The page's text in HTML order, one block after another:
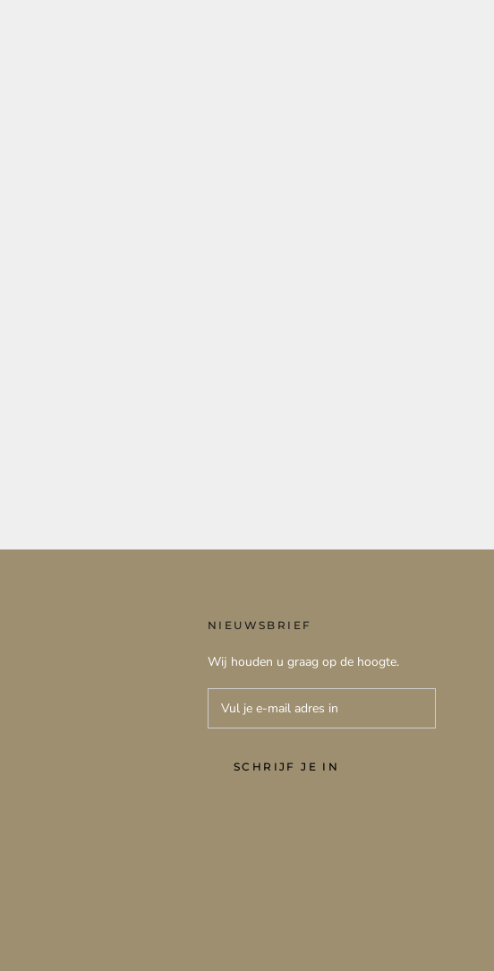
NIEUWSBRIEF
Wij houden u graag op de hoogte.
SCHRIJF JE IN